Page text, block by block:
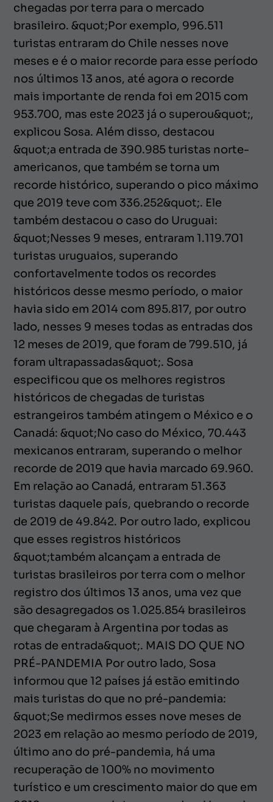
chegadas por terra para o mercado
brasileiro. &quot;Por exemplo, 996.511
turistas entraram do Chile nesses nove
meses e é o maior recorde para esse período
nos últimos 13 anos, até agora o recorde
mais importante de renda foi em 2015 com
953.700, mas este 2023 já o superou&quot;,
explicou Sosa. Além disso, destacou
&quot;a entrada de 390.985 turistas norte-
americanos, que também se torna um
recorde histórico, superando o pico máximo
que 2019 teve com 336.252&quot;. Ele
também destacou o caso do Uruguai:
&quot;Nesses 9 meses, entraram 1.119.701
turistas uruguaios, superando
confortavelmente todos os recordes
históricos desse mesmo período, o maior
havia sido em 2014 com 895.817, por outro
lado, nesses 9 meses todas as entradas dos
12 meses de 2019, que foram de 799.510, já
foram ultrapassadas&quot;. Sosa
especificou que os melhores registros
históricos de chegadas de turistas
estrangeiros também atingem o México e o
Canadá: &quot;No caso do México, 70.443
mexicanos entraram, superando o melhor
recorde de 2019 que havia marcado 69.960.
Em relação ao Canadá, entraram 51.363
turistas daquele país, quebrando o recorde
de 2019 de 49.842. Por outro lado, explicou
que esses registros históricos
&quot;também alcançam a entrada de
turistas brasileiros por terra com o melhor
registro dos últimos 13 anos, uma vez que
são desagregados os 1.025.854 brasileiros
que chegaram à Argentina por todas as
rotas de entrada&quot;. MAIS DO QUE NO
PRÉ-PANDEMIA Por outro lado, Sosa
informou que 12 países já estão emitindo
mais turistas do que no pré-pandemia:
&quot;Se medirmos esses nove meses de
2023 em relação ao mesmo período de 2019,
último ano do pré-pandemia, há uma
recuperação de 100% no movimento
turístico e um crescimento maior do que em